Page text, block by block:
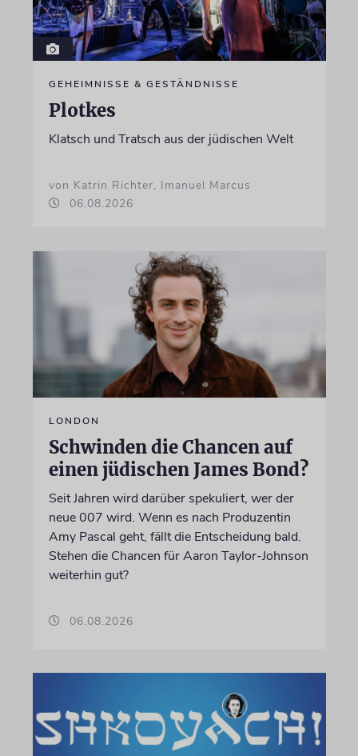
GEHEIMNISSE & GESTÄNDNISSE
Plotkes
Klatsch und Tratsch aus der jüdischen Welt
von Katrin Richter, Imanuel Marcus
06.08.2026
LONDON
Schwinden die Chancen auf
einen jüdischen James Bond?
Seit Jahren wird darüber spekuliert, wer der
neue 007 wird. Wenn es nach Produzentin
Amy Pascal geht, fällt die Entscheidung bald.
Stehen die Chancen für Aaron Taylor-Johnson
weiterhin gut?
06.08.2026